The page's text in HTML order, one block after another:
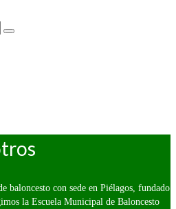
baloncesto con sede en Piélagos, fundado
la Escuela Municipal de Baloncesto